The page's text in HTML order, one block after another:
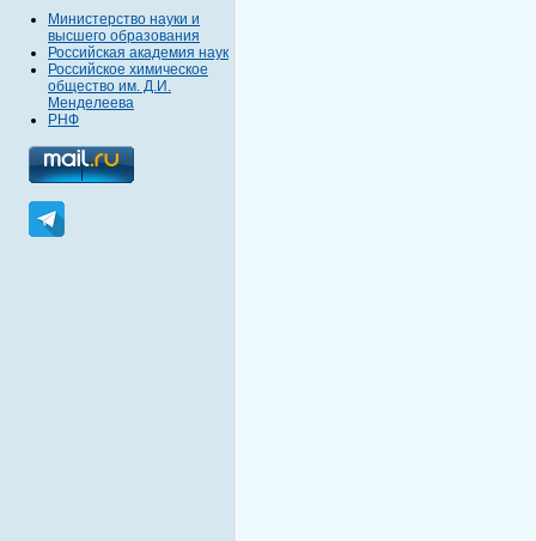
Министерство науки и
высшего образования
Российская академия наук
Российское химическое
общество им. Д.И.
Менделеева
РНФ